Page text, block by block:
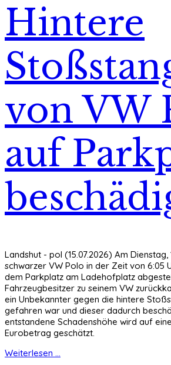
Hintere
von VW
auf
Landshut - pol (15.07.2026) Am Dienstag,
schwarzer VW Polo in der Zeit von 6:05
dem Parkplatz am Ladehofplatz
Fahrzeugbesitzer zu seinem VW
ein Unbekannter gegen die hintere
gefahren war und dieser dadurch
entstandene Schadenshöhe wird auf
Eurobetrag geschätzt.
Weiterlesen ...